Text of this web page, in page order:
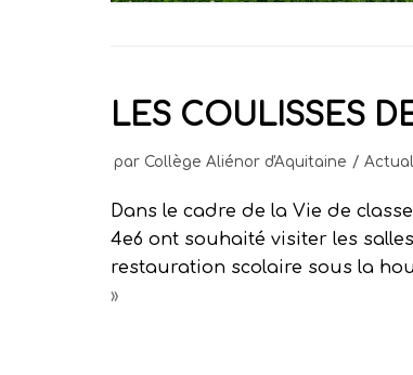
LES COULISSES
par Collège Aliénor d'Aquitaine
Dans le cadre de la Vie de
4e6 ont souhaité visiter les
restauration scolaire sous la
»